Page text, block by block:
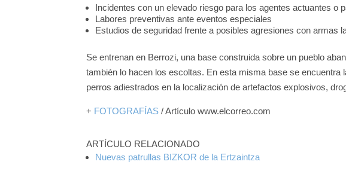
Incidentes con un elevado riesgo para los agentes actuantes o
Labores preventivas ante eventos especiales
Estudios de seguridad frente a posibles agresiones con armas
Se entrenan en Berrozi, una base construida sobre un pueblo
también lo hacen los escoltas. En esta misma base se encuentra
perros adiestrados en la localización de artefactos explosivos,
+ FOTOGRAFÍAS / Artículo www.elcorreo.com
ARTÍCULO RELACIONADO
Nuevas patrullas BIZKOR de la Ertzaintza